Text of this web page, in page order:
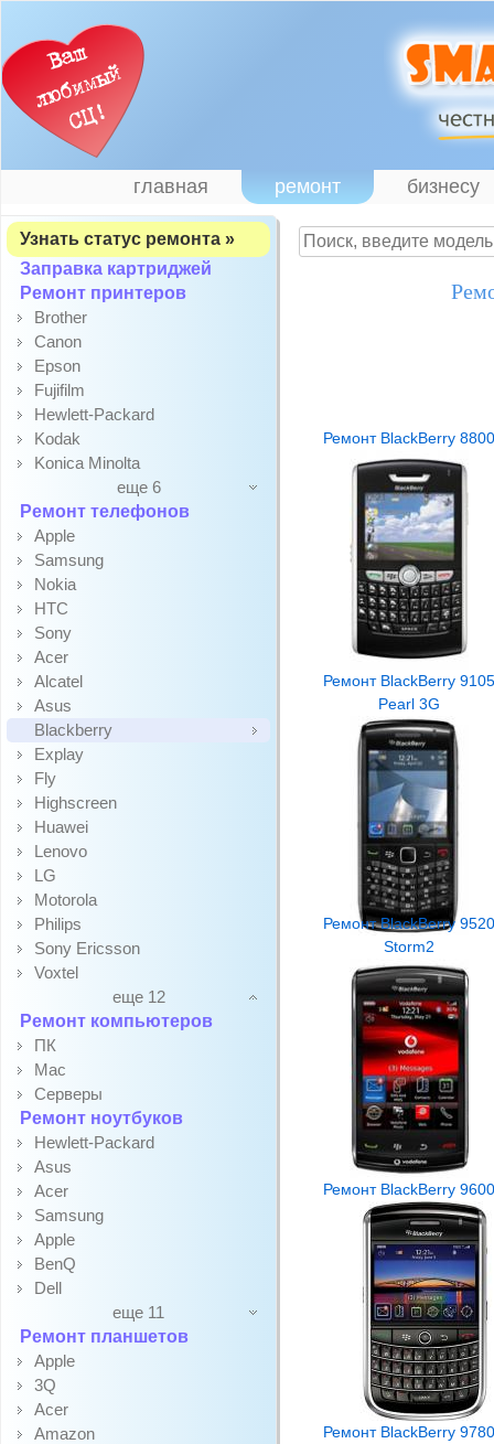
главная ремонт бизнесу
Узнать статус ремонта »
Заправка картриджей
Ремонт принтеров
Brother
Canon
Epson
Fujifilm
Hewlett-Packard
Kodak
Konica Minolta
еще 6
Ремонт телефонов
Apple
Samsung
Nokia
HTC
Sony
Acer
Alcatel
Asus
Blackberry
Explay
Fly
Highscreen
Huawei
Lenovo
LG
Motorola
Philips
Sony Ericsson
Voxtel
еще 12
Ремонт компьютеров
ПК
Mac
Серверы
Ремонт ноутбуков
Hewlett-Packard
Asus
Acer
Samsung
Apple
BenQ
Dell
еще 11
Ремонт планшетов
Apple
3Q
Acer
Amazon
Ремонт BlackBerry 8800
Ремонт BlackBerry 9105
Pearl 3G
Ремонт BlackBerry 9520
Storm2
Ремонт BlackBerry 9600
Ремонт BlackBerry 9780